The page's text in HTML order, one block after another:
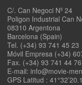
C/. Can Negoci Nº 24
Poligon Industrial Can
08310 Argentona
Barcelona (Spain)
Tel. (+34) 93 741 45 23
Móvil Empresa (+34)
Fax. (+34) 93 741 44 76
E-mail: info@movie-
GPS Latitud :